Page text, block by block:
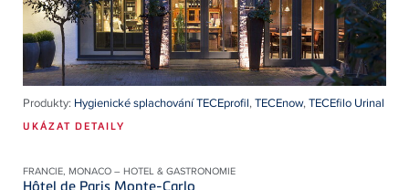
Produkty: Hygienické splachování TECEprofil,TECEnow,TECEfilo Urinal
UKÁZAT DETAILY
FRANCIE, MONACO – HOTEL & GASTRONOMIE
Hôtel de Paris Monte-Carlo